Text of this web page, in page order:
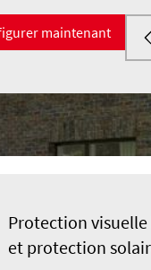
maintenant
Protection
et protection